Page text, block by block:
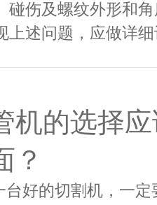
碰伤及螺纹外形
上述问题，应做详
机的选择
？
好的切割机，一定